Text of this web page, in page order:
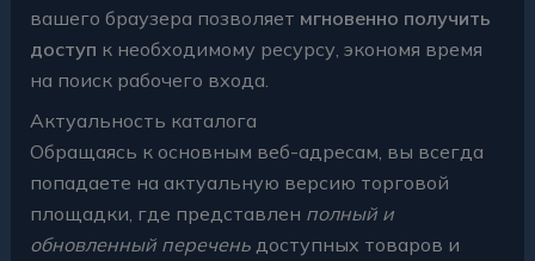
вашего браузера позволяет мгновенно получить
доступ к необходимому ресурсу, экономя время
на поиск рабочего входа.
Актуальность каталога
Обращаясь к основным веб-адресам, вы всегда
попадаете на актуальную версию торговой
площадки, где представлен полный и
обновленный переченьдоступных товаров и